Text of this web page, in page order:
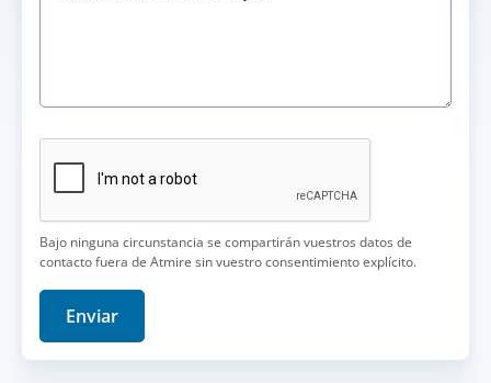
Bajo ninguna circunstancia se compartirán vuestros datos de
contacto fuera de Atmire sin vuestro consentimiento explícito.